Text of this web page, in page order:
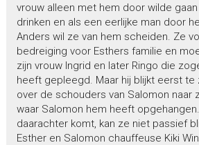
vrouw alleen met hem door wilde
drinken en als een eerlijke man door
Anders wil ze van hem scheiden. Ze
bedreiging voor Esthers familie en
zijn vrouw Ingrid en later Ringo die
heeft gepleegd. Maar hij blijkt eerst te
over de schouders van Salomon naar
waar Salomon hem heeft
daarachter komt, kan ze niet passief
Esther en Salomon chauffeuse Kiki